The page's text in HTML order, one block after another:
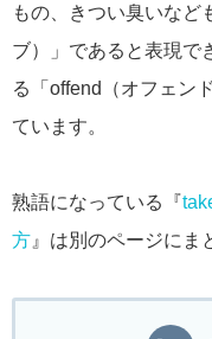
もの、きつい臭いなど
ブ）」であると表現で
る「offend（オフェン
ています。
熟語になっている『
方 』は別のページにま